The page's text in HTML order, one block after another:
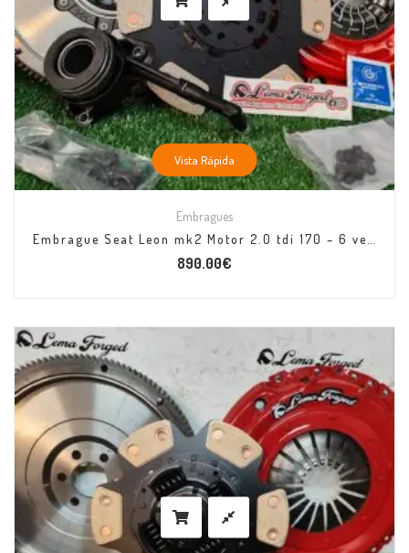
Vista Rápida
Embragues
890.00€